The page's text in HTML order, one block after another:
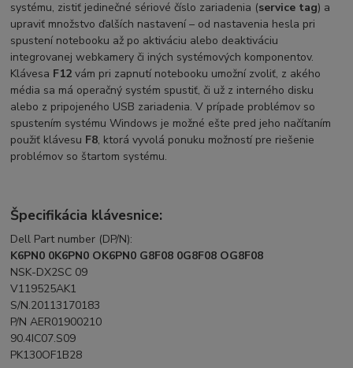
systému, zistiť jedinečné sériové číslo zariadenia (service tag) a
upraviť množstvo ďalších nastavení – od nastavenia hesla pri
spustení notebooku až po aktiváciu alebo deaktiváciu
integrovanej webkamery či iných systémových komponentov.
Klávesa F12 vám pri zapnutí notebooku umožní zvoliť, z akého
média sa má operačný systém spustiť, či už z interného disku
alebo z pripojeného USB zariadenia. V prípade problémov so
spustením systému Windows je možné ešte pred jeho načítaním
použiť klávesu F8, ktorá vyvolá ponuku možností pre riešenie
problémov so štartom systému.
Špecifikácia klávesnice:
Dell Part number (DP/N):
K6PN0 0K6PN0 OK6PN0 G8F08 0G8F08 OG8F08
NSK-DX2SC 09
V119525AK1
S/N.20113170183
P/N AER01900210
90.4IC07.S09
PK130OF1B28